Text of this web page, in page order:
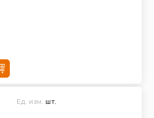
Ед. изм. шт.